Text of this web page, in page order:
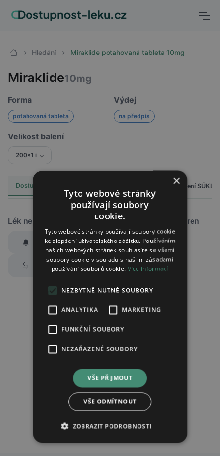
Hledání Miraklide potahovaná tableta 10mg
Miraklide10mg
Forma
potahovaná tableta
Výdej
na předpis
Velikost balení
200x1 i
Dostupnost Hlášení SÚKL
Lék není dostupný v žádné ze sledovaných lékáren
Hlídat dostupnost
Zaslat jednorázově emailem informaci o naskladnění
Praha
zpracování osobních údajů.
Seznámil/a jsem se sezásadami zpracování osobních údajů
Prozkoumat alternativy
×
Tyto webové stránky
používají soubory
cookie.
Tyto webové stránky používají soubory cookie
ke zlepšení uživatelského zážitku. Používáním
našich webových stránek souhlasíte se všemi
soubory cookie v souladu s našimi zásadami
používání souborů cookie. Více informací
NEZBYTNĚ NUTNÉ SOUBORY
ANALYTIKA MARKETING
FUNKČNÍ SOUBORY
NEZAŘAZENÉ SOUBORY
VŠE PŘIJMOUT
VŠE ODMÍTNOUT
ZOBRAZIT PODROBNOSTI